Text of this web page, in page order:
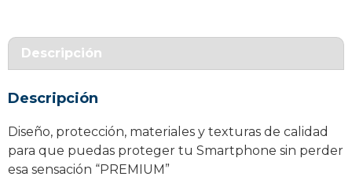
Redmi
12C
cantidad
Descripción
Descripción
Diseño, protección, materiales y texturas de calidad
para que puedas proteger tu Smartphone sin perder
esa sensación “PREMIUM”